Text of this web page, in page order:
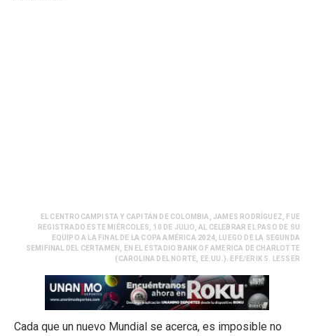
EL CENTROCAMPISTA Y CAPITÁN DE COLOMBIA, JAMES RODRÍGUEZ, FUE
REGISTRADO ESTE MIÉRCOLES, 10 DE JULIO, AL CELEBRAR EL PASO DE SU
EQUIPO A LA FINAL DE LA COPA AMÉRICA 2024, LUEGO DE LA SEGUNDA
SEMIFINAL DEL CERTAMEN, EN EL ESTADIO BANK OF AMERICA DE CHARLOTTE
(CAROLINA DEL NORTE, EE.UU.). EFE/ERIK S. LESSER
Cada que un nuevo Mundial se acerca, es imposible no